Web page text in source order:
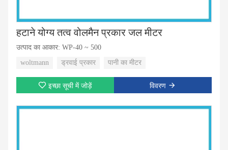
हटाने योग्य तत्व वोलमैन प्रकार जल मीटर
उत्पाद का आकार: WP-40 ~ 500
woltmann
ड्रवाई प्रकार पानी का मीटर
इच्छा सूची में जोड़ें विवरण